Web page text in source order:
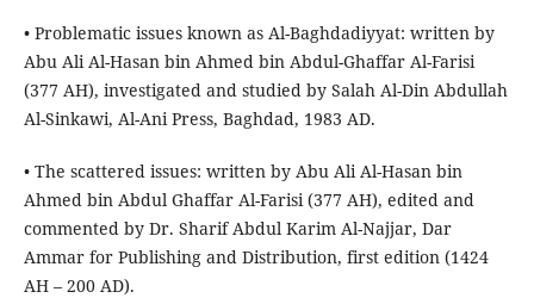
• Problematic issues known as Al-Baghdadiyyat: written by
Abu Ali Al-Hasan bin Ahmed bin Abdul-Ghaffar Al-Farisi
(377 AH), investigated and studied by Salah Al-Din Abdullah
Al-Sinkawi, Al-Ani Press, Baghdad, 1983 AD.
• The scattered issues: written by Abu Ali Al-Hasan bin
Ahmed bin Abdul Ghaffar Al-Farisi (377 AH), edited and
commented by Dr. Sharif Abdul Karim Al-Najjar, Dar
Ammar for Publishing and Distribution, first edition (1424
AH – 200 AD).